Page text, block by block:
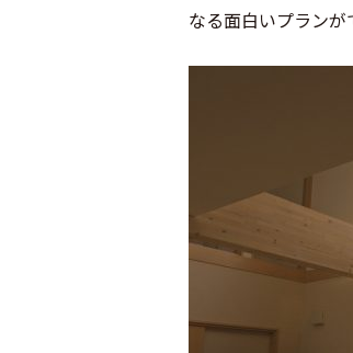
なる面白いプランが